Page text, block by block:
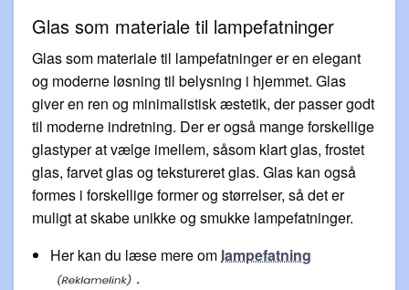
Glas som materiale til lampefatninger
Glas som materiale til lampefatninger er en elegant
og moderne løsning til belysning i hjemmet. Glas
giver en ren og minimalistisk æstetik, der passer godt
til moderne indretning. Der er også mange forskellige
glastyper at vælge imellem, såsom klart glas, frostet
glas, farvet glas og tekstureret glas. Glas kan også
formes i forskellige former og størrelser, så det er
muligt at skabe unikke og smukke lampefatninger.
Her kan du læse mere om lampefatning
.